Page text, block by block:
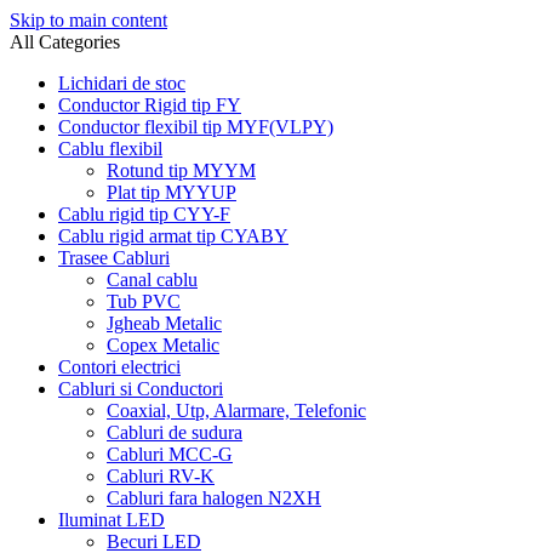
Skip to main content
All Categories
Lichidari de stoc
Conductor Rigid tip FY
Conductor flexibil tip MYF(VLPY)
Cablu flexibil
Rotund tip MYYM
Plat tip MYYUP
Cablu rigid tip CYY-F
Cablu rigid armat tip CYABY
Trasee Cabluri
Canal cablu
Tub PVC
Jgheab Metalic
Copex Metalic
Contori electrici
Cabluri si Conductori
Coaxial, Utp, Alarmare, Telefonic
Cabluri de sudura
Cabluri MCC-G
Cabluri RV-K
Cabluri fara halogen N2XH
Iluminat LED
Becuri LED